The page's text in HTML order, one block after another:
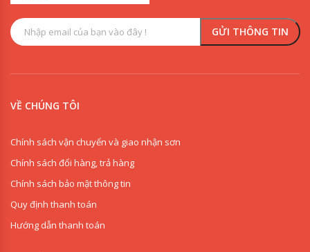
VỀ CHÚNG TÔI
Chính sách vận chuyển và giao nhận sơn
Chính sách đổi hàng, trả hàng
Chính sách bảo mật thông tin
Quy định thanh toán
Hướng dẫn thanh toán